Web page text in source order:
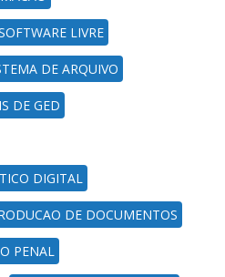
LIVRE
DE ARQUIVO
DE GED
DIGITAL
DE DOCUMENTOS
PENAL